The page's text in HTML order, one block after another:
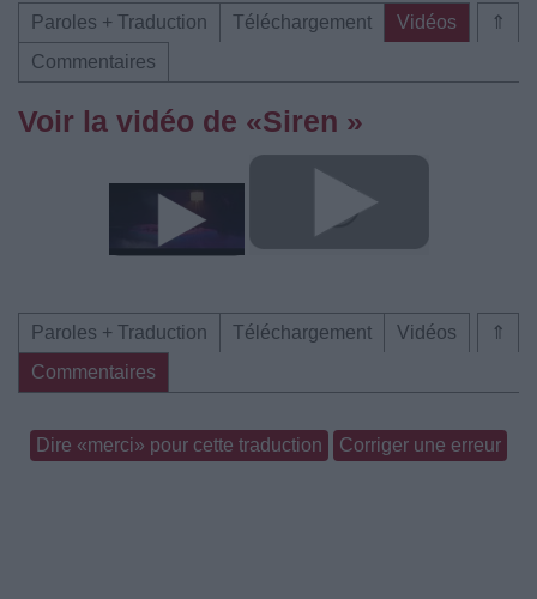
⇑
Paroles + Traduction Téléchargement
Vidéos
Commentaires
Voir la vidéo de «Siren »
⇑
Paroles + Traduction Téléchargement
Vidéos
Commentaires
Dire «merci» pour cette traduction Corriger une erreur